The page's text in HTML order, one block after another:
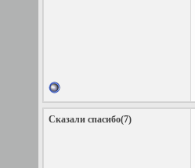
Сказали спасибо(7)